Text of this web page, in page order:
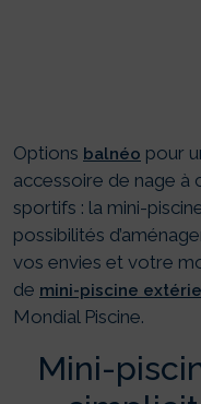
Options balnéo pour
accessoire de nage à
sportifs : la mini-
possibilités
vos envies et votre
de mini-piscine
Mondial Piscine.
Mini-